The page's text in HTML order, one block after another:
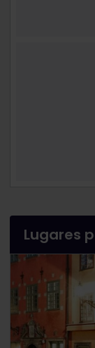
Lugares